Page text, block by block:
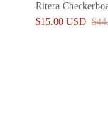
Ritera
$15.00 USD